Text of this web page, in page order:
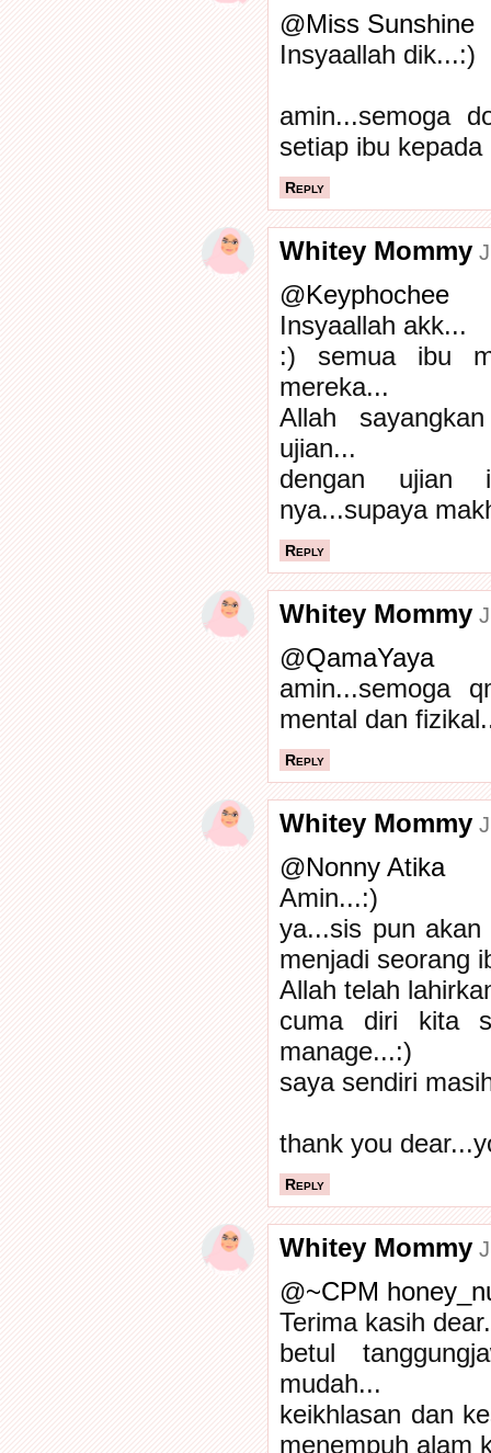
@Miss Sunshine
Insyaallah dik...:)
amin...semoga
setiap ibu
Reply
Whitey Mommy
@Keyphochee
Insyaallah akk...
:) semua ibu
mereka...
Allah
ujian...
dengan ujian
nya...supaya
Reply
Whitey Mommy
@QamaYaya
amin...semoga
mental dan
Reply
Whitey Mommy
@Nonny Atika
Amin...:)
ya...sis pun
menjadi seorang
Allah telah
cuma diri kita
manage...:)
saya sendiri
thank you
Reply
Whitey Mommy
@~CPM
Terima kasih
betul
mudah...
keikhlasan dan
menempuh alam